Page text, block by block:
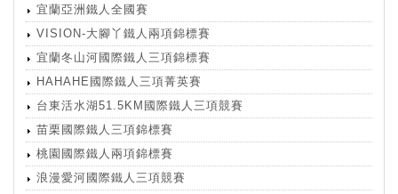
宜蘭亞洲鐵人全國賽
VISION-大腳丫鐵人兩項錦標賽
宜蘭冬山河國際鐵人三項錦標賽
HAHAHE國際鐵人三項菁英賽
台東活水湖51.5KM國際鐵人三項競賽
苗栗國際鐵人三項錦標賽
桃園國際鐵人兩項錦標賽
浪漫愛河國際鐵人三項競賽